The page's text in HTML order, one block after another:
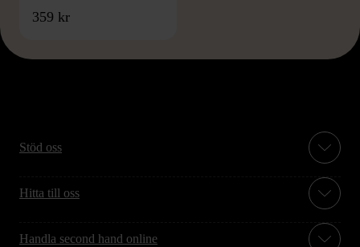
359 kr
Stöd oss
Hitta till oss
Handla second hand online